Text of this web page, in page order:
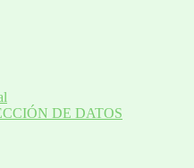
DE DATOS